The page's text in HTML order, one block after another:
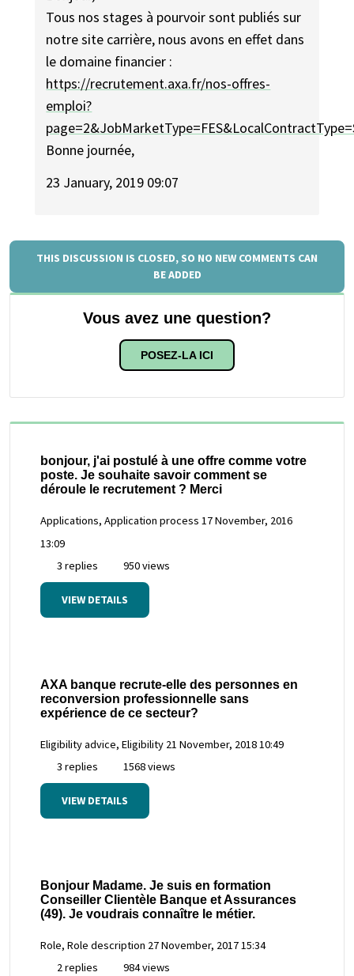
Tous nos stages à pourvoir sont publiés sur
notre site carrière, nous avons en effet dans
le domaine financier :
https://recrutement.axa.fr/nos-offres-
emploi?
Bonne journée,
23 January, 2019 09:07
THIS DISCUSSION IS CLOSED, SO NO NEW COMMENTS CAN
BE ADDED
Vous avez une question?
POSEZ-LA ICI
bonjour, j'ai postulé à une offre comme votre
poste. Je souhaite savoir comment se
déroule le recrutement ? Merci
Applications, Application process 17 November, 2016
13:09
3 replies
950 views
VIEW DETAILS
AXA banque recrute-elle des personnes en
reconversion professionnelle sans
expérience de ce secteur?
Eligibility advice, Eligibility 21 November, 2018 10:49
3 replies
1568 views
VIEW DETAILS
Bonjour Madame. Je suis en formation
Conseiller Clientèle Banque et Assurances
(49). Je voudrais connaître le métier.
Role, Role description 27 November, 2017 15:34
2 replies
984 views